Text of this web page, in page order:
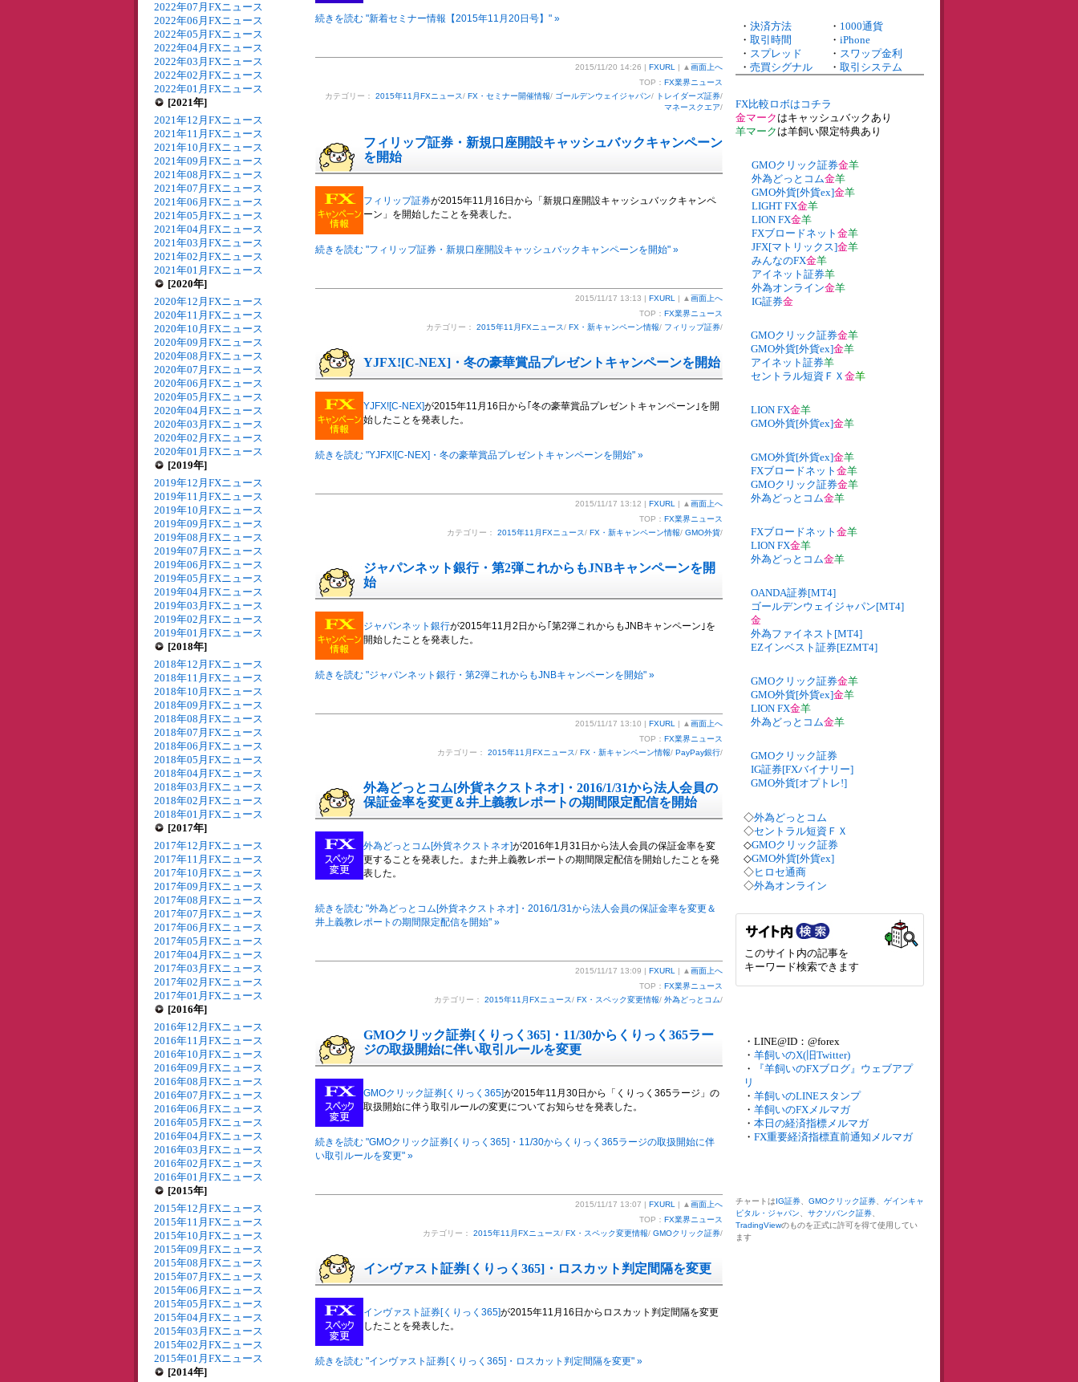
2022年07月FXニュース
2022年06月FXニュース
2022年05月FXニュース
2022年04月FXニュース
2022年03月FXニュース
2022年02月FXニュース
2022年01月FXニュース
[2021年]
2021年12月FXニュース
2021年11月FXニュース
2021年10月FXニュース
2021年09月FXニュース
2021年08月FXニュース
2021年07月FXニュース
2021年06月FXニュース
2021年05月FXニュース
2021年04月FXニュース
2021年03月FXニュース
2021年02月FXニュース
2021年01月FXニュース
[2020年]
2020年12月FXニュース
2020年11月FXニュース
2020年10月FXニュース
2020年09月FXニュース
2020年08月FXニュース
2020年07月FXニュース
2020年06月FXニュース
2020年05月FXニュース
2020年04月FXニュース
2020年03月FXニュース
2020年02月FXニュース
2020年01月FXニュース
[2019年]
2019年12月FXニュース
2019年11月FXニュース
2019年10月FXニュース
2019年09月FXニュース
2019年08月FXニュース
2019年07月FXニュース
2019年06月FXニュース
2019年05月FXニュース
2019年04月FXニュース
2019年03月FXニュース
2019年02月FXニュース
2019年01月FXニュース
[2018年]
2018年12月FXニュース
2018年11月FXニュース
2018年10月FXニュース
2018年09月FXニュース
2018年08月FXニュース
2018年07月FXニュース
2018年06月FXニュース
2018年05月FXニュース
2018年04月FXニュース
2018年03月FXニュース
2018年02月FXニュース
2018年01月FXニュース
[2017年]
2017年12月FXニュース
2017年11月FXニュース
2017年10月FXニュース
2017年09月FXニュース
2017年08月FXニュース
2017年07月FXニュース
2017年06月FXニュース
2017年05月FXニュース
2017年04月FXニュース
2017年03月FXニュース
2017年02月FXニュース
2017年01月FXニュース
[2016年]
2016年12月FXニュース
2016年11月FXニュース
2016年10月FXニュース
2016年09月FXニュース
2016年08月FXニュース
2016年07月FXニュース
2016年06月FXニュース
2016年05月FXニュース
2016年04月FXニュース
2016年03月FXニュース
2016年02月FXニュース
2016年01月FXニュース
[2015年]
2015年12月FXニュース
2015年11月FXニュース
2015年10月FXニュース
2015年09月FXニュース
2015年08月FXニュース
2015年07月FXニュース
2015年06月FXニュース
2015年05月FXニュース
2015年04月FXニュース
2015年03月FXニュース
2015年02月FXニュース
2015年01月FXニュース
[2014年]
続きを読む "新着セミナー情報【2015年11月20日号】" »
2015/11/20 14:26 | FXURL | ▲ 画面上へ
TOP： FX業界ニュース
カテゴリー： 2015年11月FXニュース/ FX・セミナー開催情報/ ゴールデンウェイジャパン/ トレイダーズ証券/
マネースクエア/
フィリップ証券・新規口座開設キャッシュバックキャンペーン
を開始
フィリップ証券が2015年11月16日から「新規口座開設キャッシュバックキャンペ
ーン」を開始したことを発表した。
続きを読む "フィリップ証券・新規口座開設キャッシュバックキャンペーンを開始" »
2015/11/17 13:13 | FXURL | ▲ 画面上へ
TOP： FX業界ニュース
カテゴリー： 2015年11月FXニュース/ FX・新キャンペーン情報/ フィリップ証券/
YJFX![C-NEX]・冬の豪華賞品プレゼントキャンペーンを開始
YJFX![C-NEX]が2015年11月16日から｢冬の豪華賞品プレゼントキャンペーン｣を開
始したことを発表した。
続きを読む "YJFX![C-NEX]・冬の豪華賞品プレゼントキャンペーンを開始" »
2015/11/17 13:12 | FXURL | ▲ 画面上へ
TOP： FX業界ニュース
カテゴリー： 2015年11月FXニュース/ FX・新キャンペーン情報/ GMO外貨/
ジャパンネット銀行・第2弾これからもJNBキャンペーンを開
始
ジャパンネット銀行が2015年11月2日から｢第2弾これからもJNBキャンペーン｣を
開始したことを発表した。
続きを読む "ジャパンネット銀行・第2弾これからもJNBキャンペーンを開始" »
2015/11/17 13:10 | FXURL | ▲ 画面上へ
TOP： FX業界ニュース
カテゴリー： 2015年11月FXニュース/ FX・新キャンペーン情報/ PayPay銀行/
外為どっとコム[外貨ネクストネオ]・2016/1/31から法人会員の
保証金率を変更＆井上義教レポートの期間限定配信を開始
外為どっとコム[外貨ネクストネオ]が2016年1月31日から法人会員の保証金率を変
更することを発表した。また井上義教レポートの期間限定配信を開始したことを発
表した。
続きを読む "外為どっとコム[外貨ネクストネオ]・2016/1/31から法人会員の保証金率を変更＆
井上義教レポートの期間限定配信を開始" »
2015/11/17 13:09 | FXURL | ▲ 画面上へ
TOP： FX業界ニュース
カテゴリー： 2015年11月FXニュース/ FX・スペック変更情報/ 外為どっとコム/
GMOクリック証券[くりっく365]・11/30からくりっく365ラー
ジの取扱開始に伴い取引ルールを変更
GMOクリック証券[くりっく365]が2015年11月30日から「くりっく365ラージ」の
取扱開始に伴う取引ルールの変更についてお知らせを発表した。
続きを読む "GMOクリック証券[くりっく365]・11/30からくりっく365ラージの取扱開始に伴
い取引ルールを変更" »
2015/11/17 13:07 | FXURL | ▲ 画面上へ
TOP： FX業界ニュース
カテゴリー： 2015年11月FXニュース/ FX・スペック変更情報/ GMOクリック証券/
インヴァスト証券[くりっく365]・ロスカット判定間隔を変更
インヴァスト証券[くりっく365]が2015年11月16日からロスカット判定間隔を変更
したことを発表した。
続きを読む "インヴァスト証券[くりっく365]・ロスカット判定間隔を変更" »
・ 決済方法 ・ 1000通貨
・ 取引時間 ・ iPhone
・ スプレッド ・ スワップ金利
・ 売買シグナル ・ 取引システム
FX比較ロボはコチラ
金マーク はキャッシュバックあり
羊マーク は羊飼い限定特典あり
GMOクリック証券金羊
外為どっとコム金羊
GMO外貨[外貨ex]金羊
LIGHT FX金羊
LION FX金羊
FXブロードネット 金羊
JFX[マトリックス]金羊
みんなのFX金羊
アイネット証券羊
外為オンライン金羊
IG証券金
GMOクリック証券金羊
GMO外貨[外貨ex]金羊
アイネット証券羊
セントラル短資ＦＸ 金羊
LION FX金羊
GMO外貨[外貨ex]金羊
GMO外貨[外貨ex]金羊
FXブロードネット 金羊
GMOクリック証券金羊
外為どっとコム金羊
FXブロードネット 金羊
LION FX金羊
外為どっとコム金羊
OANDA証券[MT4]
ゴールデンウェイジャパン[MT4]
金
外為ファイネスト[MT4]
EZインベスト証券[EZMT4]
GMOクリック証券金羊
GMO外貨[外貨ex]金羊
LION FX金羊
外為どっとコム金羊
GMOクリック証券
IG証券[FXバイナリー]
GMO外貨[オプトレ!]
◇外為どっとコム
◇セントラル短資ＦＸ
◇GMOクリック証券
◇GMO外貨[外貨ex]
◇ヒロセ通商
◇外為オンライン
このサイト内の記事を
キーワード検索できます
・LINE@ID：@forex
・ 羊飼いのX(旧Twitter)
・
『羊飼いのFXブログ』ウェブアプ
リ
・ 羊飼いのLINEスタンプ
・ 羊飼いのFXメルマガ
・ 本日の経済指標メルマガ
・ FX重要経済指標直前通知メルマガ
チャートはIG証券 GMOクリック証券
ゲインキャ
ピタル・ジャパン
サクソバンク証券
TradingViewのものを正式に許可を得て使用してい
ます